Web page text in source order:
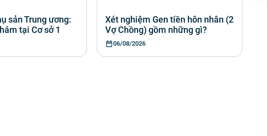
sản Trung ương:
tại Cơ sở 1
Xét nghiệm Gen tiền hôn nhân (2
Vợ Chồng) gồm những gì?
06/08/2026